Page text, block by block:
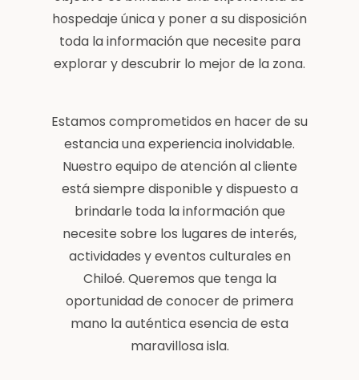
hospedaje única y poner a su disposición
toda la información que necesite para
explorar y descubrir lo mejor de la zona.
Estamos comprometidos en hacer de su
estancia una experiencia inolvidable.
Nuestro equipo de atención al cliente
está siempre disponible y dispuesto a
brindarle toda la información que
necesite sobre los lugares de interés,
actividades y eventos culturales en
Chiloé. Queremos que tenga la
oportunidad de conocer de primera
mano la auténtica esencia de esta
maravillosa isla.